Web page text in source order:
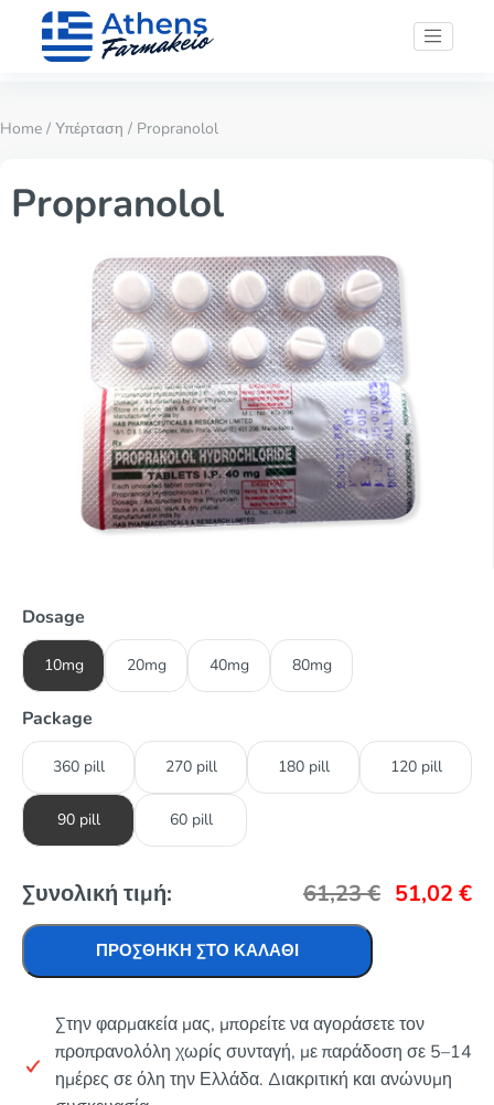
Home / Υπέρταση / Propranolol
Propranolol
Dosage
10mg 20mg 40mg 80mg
Package
360 pill 270 pill 180 pill 120 pill
90 pill 60 pill
Συνολική τιμή: 61,23€ 51,02 €
ΠΡΟΣΘΉΚΗ ΣΤΟ ΚΑΛΆΘΙ
Στην φαρμακεία μας, μπορείτε να αγοράσετε τον
προπρανολόλη χωρίς συνταγή, με παράδοση σε 5–14
ημέρες σε όλη την Ελλάδα. Διακριτική και ανώνυμη